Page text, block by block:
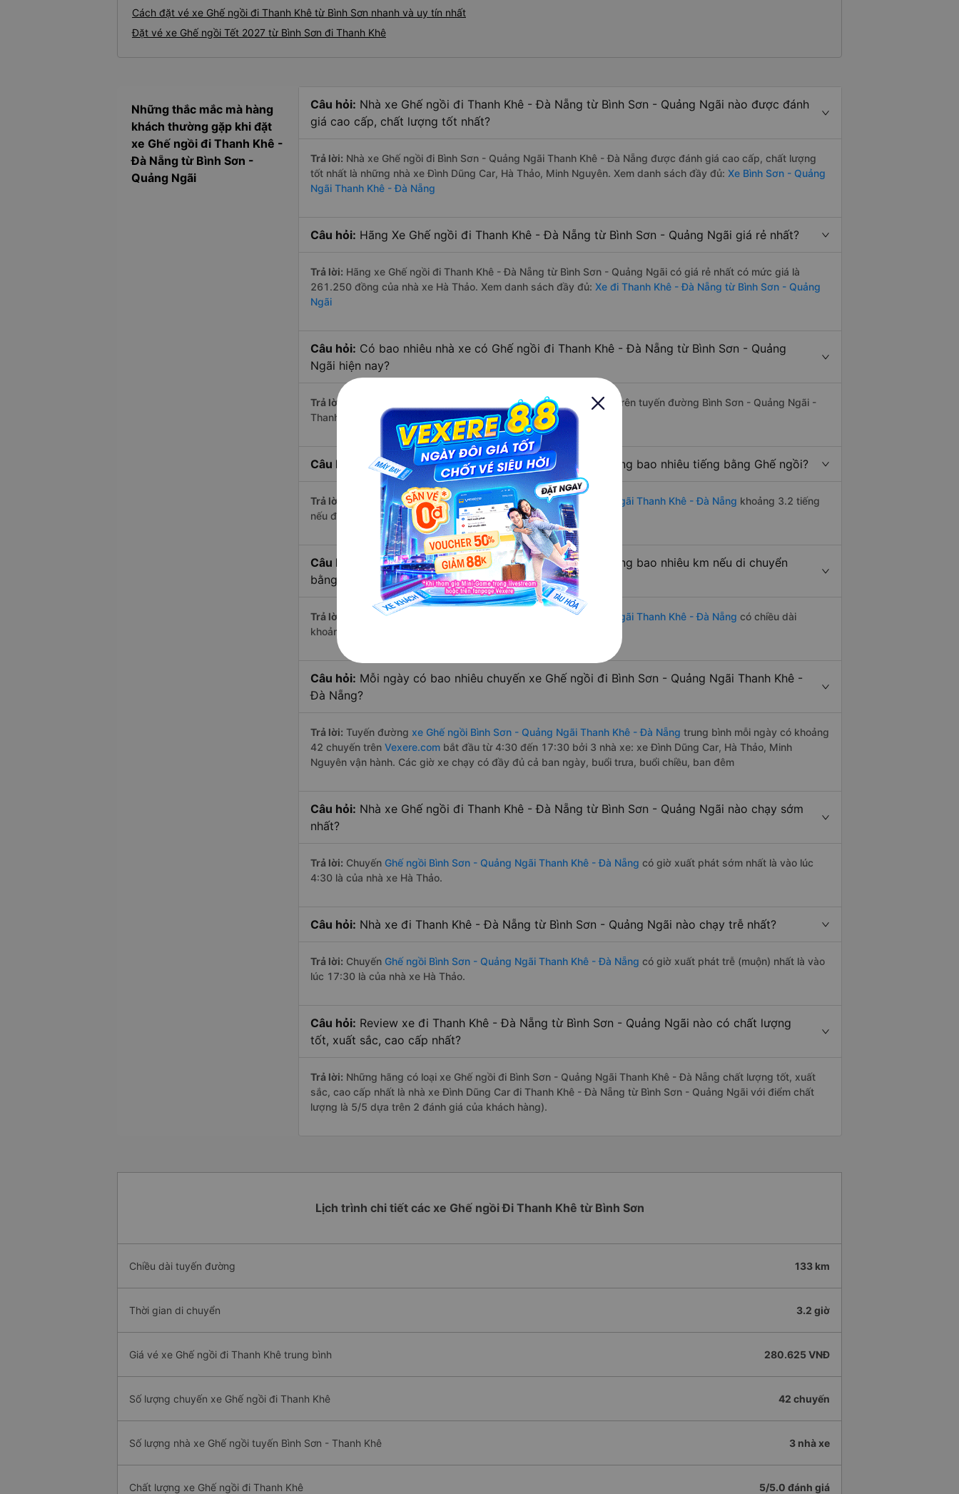
Cách đặt vé xe Ghế ngồi đi Thanh Khê từ Bình Sơn nhanh và uy tín nhất
Đặt vé xe Ghế ngồi Tết 2027 từ Bình Sơn đi Thanh Khê
Những thắc mắc mà hàng
khách thường gặp khi đặt
xe Ghế ngồi đi Thanh Khê -
Đà Nẵng từ Bình Sơn -
Quảng Ngãi
Câu hỏi: Nhà xe Ghế ngồi đi Thanh Khê - Đà Nẵng từ Bình Sơn - Quảng Ngãi nào được đánh
giá cao cấp, chất lượng tốt nhất?
Trả lời: Nhà xe Ghế ngồi đi Bình Sơn - Quảng Ngãi Thanh Khê - Đà Nẵng được đánh giá cao cấp, chất lượng
tốt nhất là những nhà xe Đình Dũng Car, Hà Thảo, Minh Nguyên. Xem danh sách đầy đủ: Xe Bình Sơn - Quảng
Ngãi Thanh Khê - Đà Nẵng
Câu hỏi: Hãng Xe Ghế ngồi đi Thanh Khê - Đà Nẵng từ Bình Sơn - Quảng Ngãi giá rẻ nhất?
Trả lời: Hãng xe Ghế ngồi đi Thanh Khê - Đà Nẵng từ Bình Sơn - Quảng Ngãi có giá rẻ nhất có mức giá là
261.250 đồng của nhà xe Hà Thảo. Xem danh sách đầy đủ: Xe đi Thanh Khê - Đà Nẵng từ Bình Sơn - Quảng
Ngãi
Câu hỏi: Có bao nhiêu nhà xe có Ghế ngồi đi Thanh Khê - Đà Nẵng từ Bình Sơn - Quảng
Ngãi hiện nay?
Trả lời:
Tính tới thời điểm hiện nay thì có 3 nhà xe có xe Ghế ngồi trên tuyến đường Bình Sơn - Quảng Ngãi -
Thanh Khê - Đà Nẵng hiện nay
Câu hỏi: Từ Bình Sơn - Quảng Ngãi đi Thanh Khê - Đà Nẵng bao nhiêu tiếng bằng Ghế ngồi?
Trả lời: Thời gian di chuyển bằngxe Ghế ngồi Bình Sơn - Quảng Ngãi Thanh Khê - Đà Nẵng khoảng 3.2 tiếng
nếu đường đi khá thuận lợi
Câu hỏi:
Từ Bình Sơn - Quảng Ngãi đi Thanh Khê - Đà Nẵng bao nhiêu km nếu di chuyển
bằng xe Ghế ngồi?
Trả lời: Đường di chuyển bằng xe Ghế ngồi đi Bình Sơn - Quảng Ngãi Thanh Khê - Đà Nẵng có chiều dài
khoảng 133 km.
Câu hỏi: Mỗi ngày có bao nhiêu chuyến xe Ghế ngồi đi Bình Sơn - Quảng Ngãi Thanh Khê -
Đà Nẵng?
Trả lời: Tuyến đường xe Ghế ngồi Bình Sơn - Quảng Ngãi Thanh Khê - Đà Nẵng trung bình mỗi ngày có khoảng
42 chuyến trên Vexere.com bắt đầu từ 4:30 đến 17:30 bởi 3 nhà xe: xe Đình Dũng Car, Hà Thảo, Minh
Nguyên vận hành. Các giờ xe chạy có đầy đủ cả ban ngày, buổi trưa, buổi chiều, ban đêm
Câu hỏi: Nhà xe Ghế ngồi đi Thanh Khê - Đà Nẵng từ Bình Sơn - Quảng Ngãi nào chạy sớm
nhất?
Trả lời: Chuyến Ghế ngồi Bình Sơn - Quảng Ngãi Thanh Khê - Đà Nẵng có giờ xuất phát sớm nhất là vào lúc
4:30 là của nhà xe Hà Thảo.
Câu hỏi: Nhà xe đi Thanh Khê - Đà Nẵng từ Bình Sơn - Quảng Ngãi nào chạy trễ nhất?
Trả lời: Chuyến Ghế ngồi Bình Sơn - Quảng Ngãi Thanh Khê - Đà Nẵng có giờ xuất phát trễ (muộn) nhất là vào
lúc 17:30 là của nhà xe Hà Thảo.
Câu hỏi: Review xe đi Thanh Khê - Đà Nẵng từ Bình Sơn - Quảng Ngãi nào có chất lượng
tốt, xuất sắc, cao cấp nhất?
Trả lời: Những hãng có loại xe Ghế ngồi đi Bình Sơn - Quảng Ngãi Thanh Khê - Đà Nẵng chất lượng tốt, xuất
sắc, cao cấp nhất là nhà xe Đình Dũng Car đi Thanh Khê - Đà Nẵng từ Bình Sơn - Quảng Ngãi với điểm chất
lượng là 5/5 dựa trên 2 đánh giá của khách hàng).
Lịch trình chi tiết các xe Ghế ngồi Đi Thanh Khê từ Bình Sơn
Chiều dài tuyến đường 133 km
Thời gian di chuyển 3.2 giờ
Giá vé xe Ghế ngồi đi Thanh Khê trung bình 280.625 VNĐ
Số lượng chuyến xe Ghế ngồi đi Thanh Khê 42 chuyến
Số lượng nhà xe Ghế ngồi tuyến Bình Sơn - Thanh Khê 3 nhà xe
Chất lượng xe Ghế ngồi đi Thanh Khê 5/5.0 đánh giá